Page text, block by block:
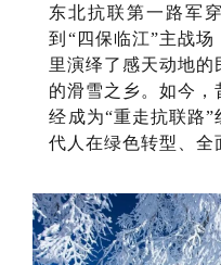
东北抗联第一路军
到“四保临江”主战
里演绎了感天动地
的滑雪之乡。如今
经成为“重走抗联路
代人在绿色转型、全